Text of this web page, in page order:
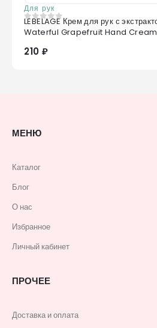
Для рук
0из 5
LEBELAGE Крем для рук с экстрактом грейпфрута
Waterful Grapefruit Hand Cream
210 ₽
МЕНЮ
Каталог
Блог
О нас
Избранное
Личный кабинет
ПРОЧЕЕ
Доставка и оплата